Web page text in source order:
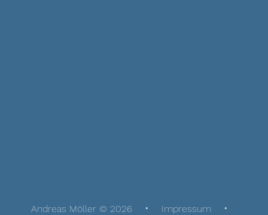
Andreas Möller © 2026 Impressum